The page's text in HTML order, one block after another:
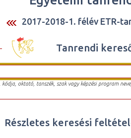
2017-2018-1. félév ETR-
Tanrendi
oktató, tanszék, szak vagy képzési program
Részletes keresési